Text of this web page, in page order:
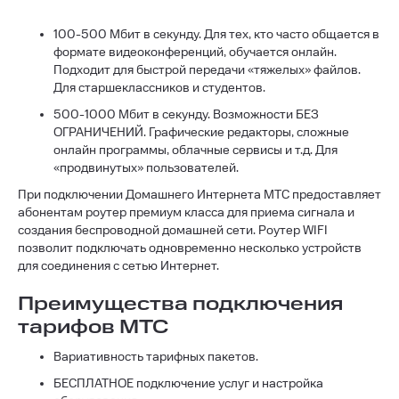
100-500 Мбит в секунду. Для тех, кто часто общается в
формате видеоконференций, обучается онлайн.
Подходит для быстрой передачи «тяжелых» файлов.
Для старшеклассников и студентов.
500-1000 Мбит в секунду. Возможности БЕЗ
ОГРАНИЧЕНИЙ. Графические редакторы, сложные
онлайн программы, облачные сервисы и т.д. Для
«продвинутых» пользователей.
При подключении Домашнего Интернета МТС предоставляет
абонентам роутер премиум класса для приема сигнала и
создания беспроводной домашней сети. Роутер WIFI
позволит подключать одновременно несколько устройств
для соединения с сетью Интернет.
Преимущества подключения
тарифов МТС
Вариативность тарифных пакетов.
БЕСПЛАТНОЕ подключение услуг и настройка